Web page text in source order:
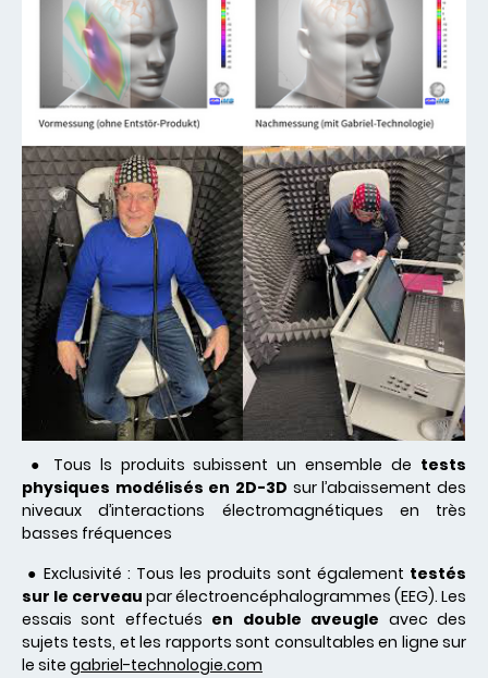
● Tous ls produits subissent un ensemble de tests
physiques modélisés en 2D-3D sur l’abaissement des
niveaux d’interactions électromagnétiques en très
basses fréquences
● Exclusivité : Tous les produits sont également testés
sur le cerveau par électroencéphalogrammes (EEG). Les
essais sont effectués en double aveugle avec des
sujets tests, et les rapports sont consultables en ligne sur
le site gabriel-technologie.com